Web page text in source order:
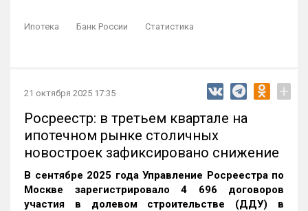
Ипотека Банк России Статистика
21 октября 2025 17:35 +
Росреестр: в третьем квартале на
ипотечном рынке столичных
новостроек зафиксировано снижение
В сентябре 2025 года Управление Росреестра по
Москве зарегистрировало 4 696 договоров
участия в долевом строительстве (ДДУ) в